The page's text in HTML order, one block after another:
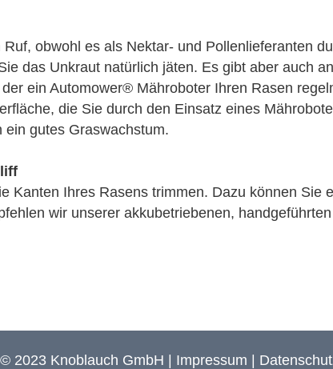
obwohl es als Nektar- und Pollenlieferanten
das Unkraut natürlich jäten. Es gibt aber auch
ein Automower® Mähroboter Ihren Rasen
die Sie durch den Einsatz eines
gutes Graswachstum.
Kanten Ihres Rasens trimmen. Dazu können Sie
wir unserer akkubetriebenen,
© 2023 Knoblauch GmbH | Impressum